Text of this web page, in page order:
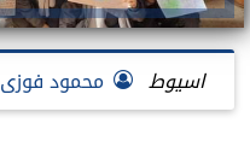
اسيوط محمود فوزى